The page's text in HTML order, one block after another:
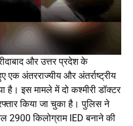
और उत्तर प्रदेश के
एक अंतरराज्यीय और अंतर्राष्ट्रीय
इस मामले में दो कश्मीरी डॉक्टर
किया जा चुका है। पुलिस ने
किलोग्राम IED बनाने की